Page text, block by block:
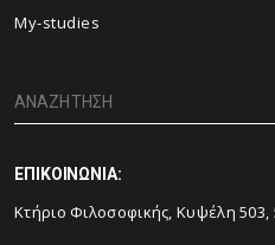
My-studies
ΕΠΙΚΟΙΝΩΝΙΑ:
Κτήριο Φιλοσοφικής, Kυψέλη